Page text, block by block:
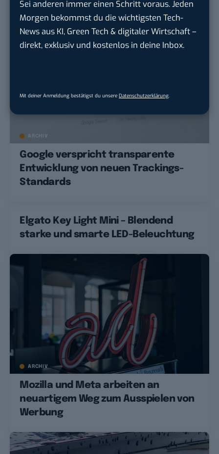
Sei anderen immer einen Schritt voraus. Jeden
Morgen bekommst du die wichtigsten Tech-
News aus KI, Green Tech & digitaler Wirtschaft –
direkt, exklusiv und kostenlos in deine Inbox.
Mit deiner Anmeldung bestätigst du unsere Datenschutzerklärung
benachteiligt
ARCHIV
Google verspricht transparente
Entwicklung von neuen Trackings-
Standards
Elgato Key Light Mini – Blendend
starke und smarte LED-Beleuchtung
ARCHIV
Mozilla und Meta arbeiten an
neuartigem Weg zum Ausspielen von
Werbung